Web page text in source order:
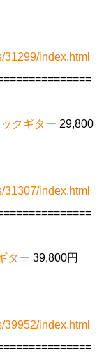
31299/index.html
クギター 29,800
31307/index.html
ター 39,800円
39952/index.html